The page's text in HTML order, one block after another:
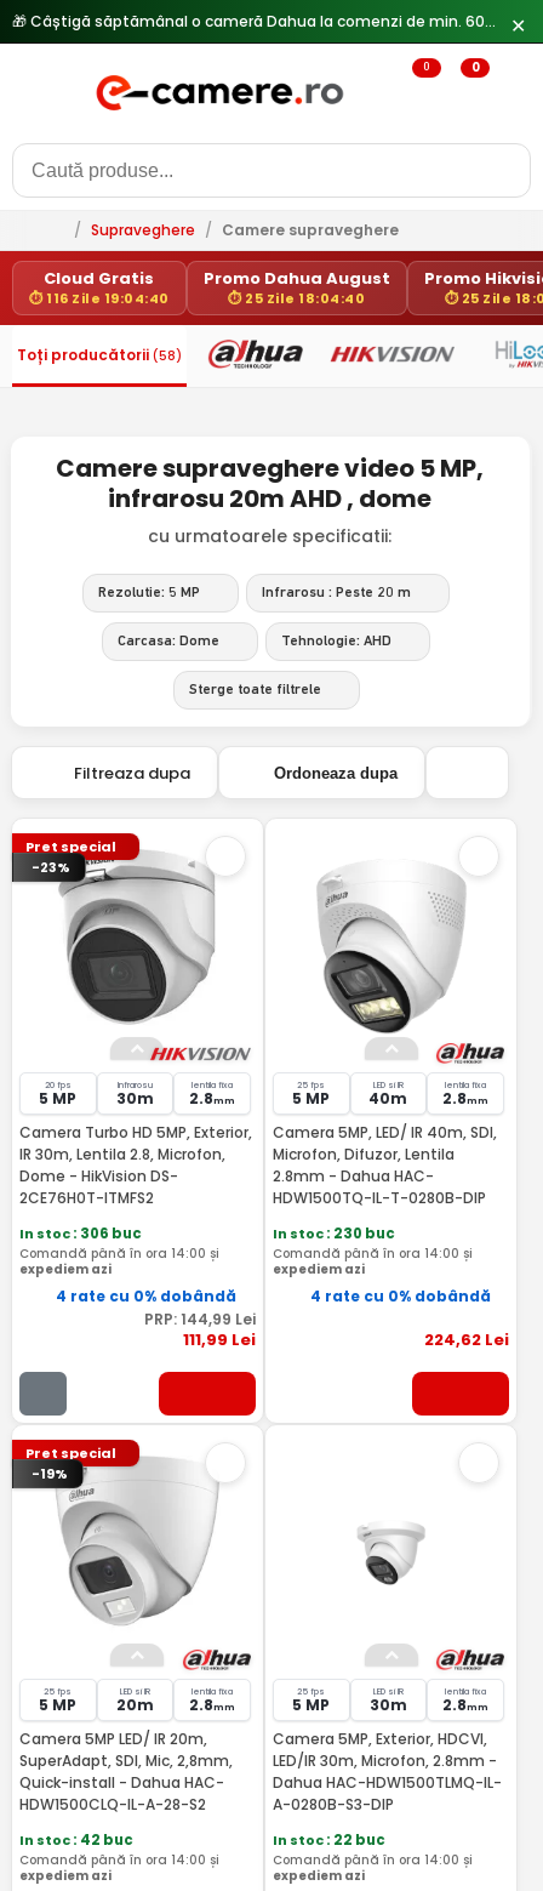
✕
0 0
/ Supraveghere / Camere supraveghere
Cloud Gratis
⏱ 116 Zile 19:04:40
Promo Dahua August
⏱ 25 Zile 18:04:40
Promo
⏱ 25 Zile
Toți producătorii (58)
Camere supraveghere video 5 MP,
infrarosu 20m AHD , dome
cu urmatoarele specificatii:
Rezolutie: 5 MP Infrarosu : Peste 20 m
Carcasa: Dome Tehnologie: AHD
Sterge toate filtrele
Filtreaza dupa Ordoneaza dupa
Pret special
-23%
20 fps
5 MP
Infrarosu
30m
lentila fixa
2.8mm
Camera Turbo HD 5MP, Exterior,
IR 30m, Lentila 2.8, Microfon,
Dome - HikVision DS-
2CE76H0T-ITMFS2
In stoc: 306 buc
Comandă până în ora 14:00 și
expediem azi
4 rate cu 0% dobândă
PRP: 144,99 Lei
111,99 Lei
25 fps
5 MP
LED si IR
40m
lentila fixa
2.8mm
Camera 5MP, LED/ IR 40m, SDI,
Microfon, Difuzor, Lentila
2.8mm - Dahua HAC-
HDW1500TQ-IL-T-0280B-DIP
In stoc: 230 buc
Comandă până în ora 14:00 și
expediem azi
4 rate cu 0% dobândă
224,62 Lei
Pret special
-19%
25 fps
5 MP
LED si IR
20m
lentila fixa
2.8mm
Camera 5MP LED/ IR 20m,
SuperAdapt, SDI, Mic, 2,8mm,
Quick-install - Dahua HAC-
HDW1500CLQ-IL-A-28-S2
In stoc: 42 buc
Comandă până în ora 14:00 și
expediem azi
25 fps
5 MP
LED si IR
30m
lentila fixa
2.8mm
Camera 5MP, Exterior, HDCVI,
LED/IR 30m, Microfon, 2.8mm -
Dahua HAC-HDW1500TLMQ-IL-
A-0280B-S3-DIP
In stoc: 22 buc
Comandă până în ora 14:00 și
expediem azi